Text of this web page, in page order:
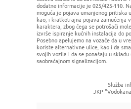
dodatne informacije je 025/425-110.
moguća je pojava umanjenog pritiska
kao, i kratkotrajna pojava zamućenja
karaktera, zbog čega se potrošači
izvrše ispiranje kućnih instalacija do
Posebno apelujemo na vozače da u
koriste alternativne ulice, kao i da
svojih vozila i da se ponašaju u
saobraćajnom signalizacijom.
Služba
JKP